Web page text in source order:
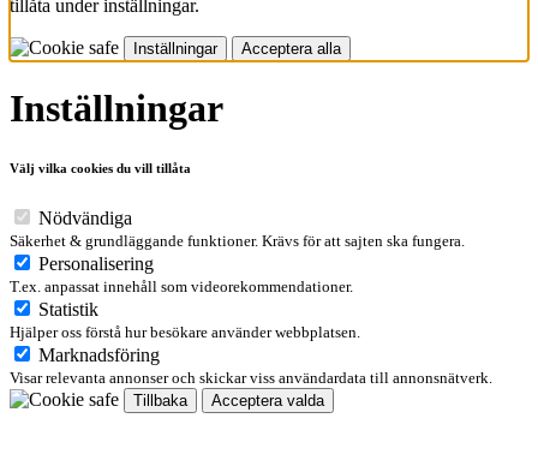
tillåta under inställningar.
Inställningar Acceptera alla
Inställningar
Välj vilka cookies du vill tillåta
Nödvändiga
Säkerhet & grundläggande funktioner. Krävs för att sajten ska fungera.
Personalisering
T.ex. anpassat innehåll som videorekommendationer.
Statistik
Hjälper oss förstå hur besökare använder webbplatsen.
Marknadsföring
Visar relevanta annonser och skickar viss användardata till annonsnätverk.
Tillbaka
Acceptera valda